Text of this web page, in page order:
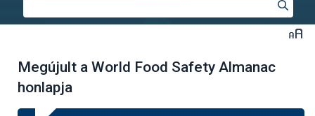
Megújult a World Food Safety Almanac
honlapja